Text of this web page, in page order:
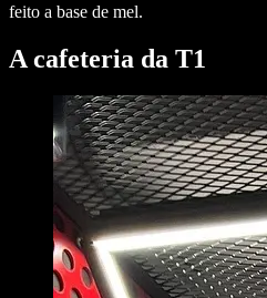
feito a base de mel.
A cafeteria da T1